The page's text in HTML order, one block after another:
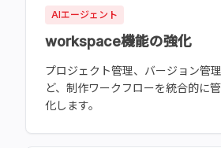
AIエージェント
workspace機能の強化
プロジェクト管理、バージョン管
ど、制作ワークフローを統合的に
化します。